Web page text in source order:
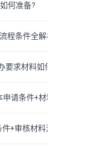
何准备?
程条件全解析！
求材料如何准备
请条件+材料流
+审核材料流程